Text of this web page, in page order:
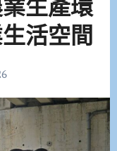
生產環
活空間